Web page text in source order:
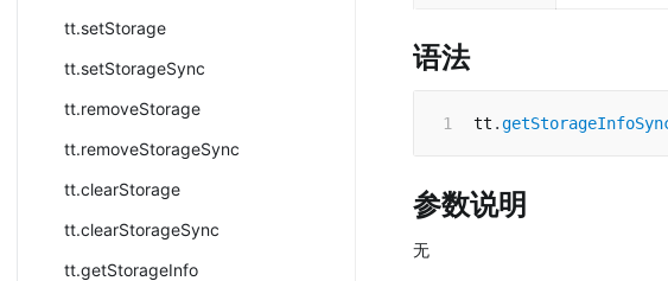
tt.setStorage
tt.setStorageSync
tt.removeStorage
tt.removeStorageSync
tt.clearStorage
tt.clearStorageSync
tt.getStorageInfo
语法
tt .
参数说明
无